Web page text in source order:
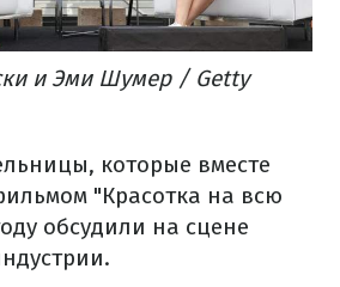
и Эми Шумер / Getty
которые вместе
"Красотка на всю
обсудили на сцене